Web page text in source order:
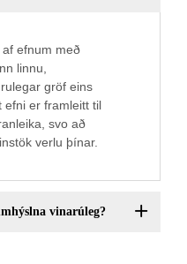
efnum með
linnu,
gröf eins
efni er framleitt til
svo að
verlu þínar.
vinarúleg?